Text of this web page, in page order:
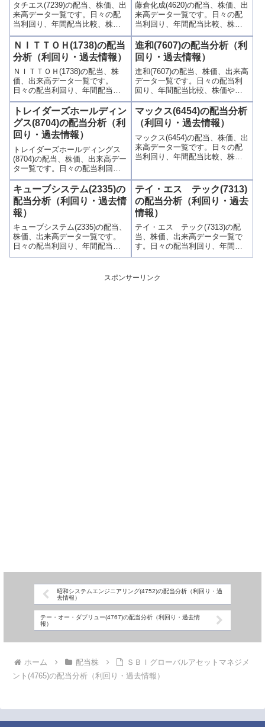
タチエス(7239)の配当、株価、出
来高データ一覧です。日々の配
当利回り、年間配当比較、株価
や出来高との関連、高額配当目
的の買い時チャンスなど、表と
グラフでわかりやすく掲載、配
当利回りランキングも参考に！
藤倉化成(4620)の配当、株価、出
来高データ一覧です。日々の配
当利回り、年間配当比較、株価
や出来高との関連、高額配当目
的の買い時チャンスなど、表と
グラフでわかりやすく掲載、配
当利回りランキングも参考に！
ＮＩＴＴＯＨ(1738)の配当
分析（利回り・過去情報）
ＮＩＴＴＯＨ(1738)の配当、株
価、出来高データ一覧です。
日々の配当利回り、年間配当比
較、株価や出来高との関連、高
額配当目的の買い時チャンスな
ど、表とグラフでわかりやすく
掲載、配当利回りランキングも
参考に！
進和(7607)の配当分析（利
回り・過去情報）
進和(7607)の配当、株価、出来高
データ一覧です。日々の配当利
回り、年間配当比較、株価や出
来高との関連、高額配当目的の
買い時チャンスなど、表とグラ
フでわかりやすく掲載、配当利
回りランキングも参考に！
トレイダーズホールディン
グス(8704)の配当分析（利
回り・過去情報）
トレイダーズホールディングス
(8704)の配当、株価、出来高デー
タ一覧です。日々の配当利回
り、年間配当比較、株価や出来
高との関連、高額配当目的の買
い時チャンスなど、表とグラフ
でわかりやすく掲載、配当利回
りランキングも参考に！
マックス(6454)の配当分析
（利回り・過去情報）
マックス(6454)の配当、株価、出
来高データ一覧です。日々の配
当利回り、年間配当比較、株価
グラフでわかりやすく掲載、配
当利回りランキングも参考に！
キューブシステム(2335)の
配当分析（利回り・過去情
報）
キューブシステム(2335)の配当、
株価、出来高データ一覧です。
日々の配当利回り、年間配当比
較、株価や出来高との関連、高
ど、表とグラフでわかりやすく
掲載、配当利回りランキングも
テイ・エス テック(7313)
の配当分析（利回り・過去
情報）
テイ・エス テック(7313)の配
当、株価、出来高データ一覧で
す。日々の配当利回り、年間配
当比較、株価や出来高との関
ンスなど、表とグラフでわかり
やすく掲載、配当利回りランキ
スポンサーリンク
昭和システムエンジニアリング(4752)の配当分析（利回り・過
去情報）
テー・オー・ダブリュー(4767)の配当分析（利回り・過去情
報）
ホーム 配当株
ＳＢＩグローバルアセットマネジメ
ント(4765)の配当分析（利回り・過去情報）